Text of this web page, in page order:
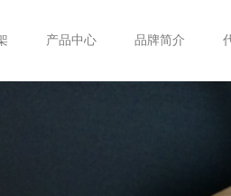
产品中心 品牌简介